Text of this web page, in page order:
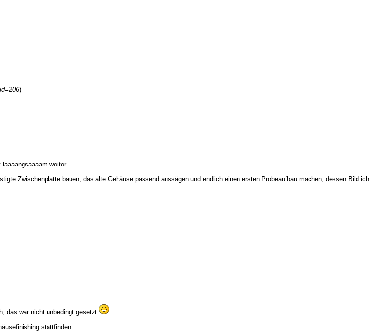
)
weiter.
Zwischenplatte bauen, das alte Gehäuse passend aussägen und endlich einen ersten Probeaufbau machen, dessen Bild ich
das war nicht unbedingt gesetzt
stattfinden.